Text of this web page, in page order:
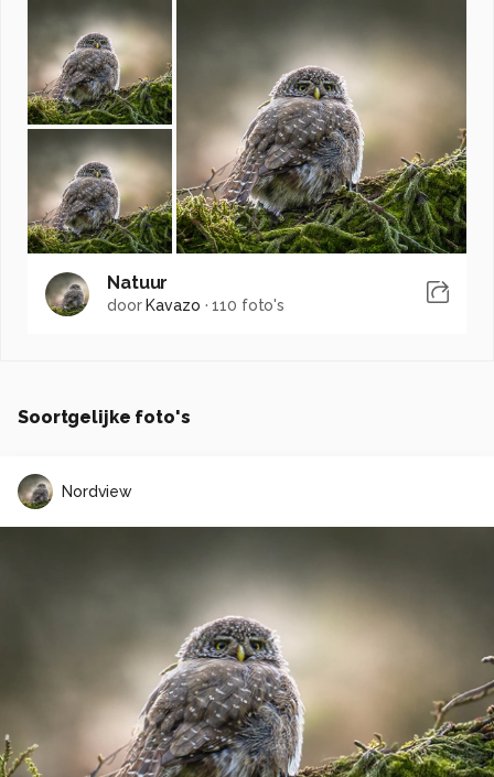
Natuur
door Kavazo ·110 foto's
Soortgelijke foto's
Nordview